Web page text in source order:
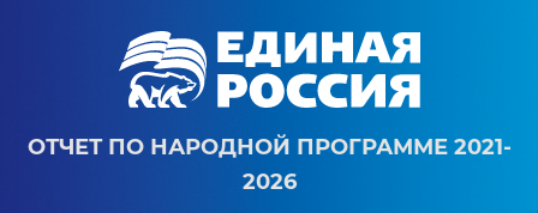
ОТЧЕТ ПО НАРОДНОЙ ПРОГРАММЕ 2021-
2026